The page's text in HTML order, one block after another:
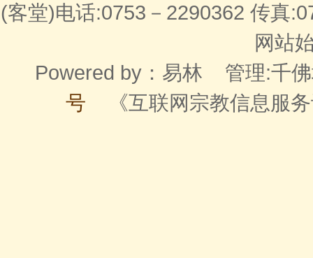
(客堂)电话:0753－2290362 传
网站
Powered by： 易林 管理:千
号 《互联网宗教信息服务